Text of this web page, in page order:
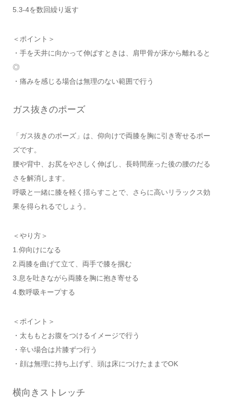
5.3-4を数回繰り返す
＜ポイント＞
・手を天井に向かって伸ばすときは、肩甲骨が床から離れると
◎
・痛みを感じる場合は無理のない範囲で行う
ガス抜きのポーズ
「ガス抜きのポーズ」は、仰向けで両膝を胸に引き寄せるポー
ズです。
腰や背中、お尻をやさしく伸ばし、長時間座った後の腰のだる
さを解消します。
呼吸と一緒に膝を軽く揺らすことで、さらに高いリラックス効
果を得られるでしょう。
＜やり方＞
1.仰向けになる
2.両膝を曲げて立て、両手で膝を掴む
3.息を吐きながら両膝を胸に抱き寄せる
4.数呼吸キープする
＜ポイント＞
・太ももとお腹をつけるイメージで行う
・辛い場合は片膝ずつ行う
・顔は無理に持ち上げず、頭は床につけたままでOK
横向きストレッチ